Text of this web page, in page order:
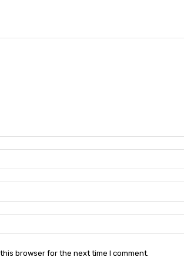
browser for the next time I comment.